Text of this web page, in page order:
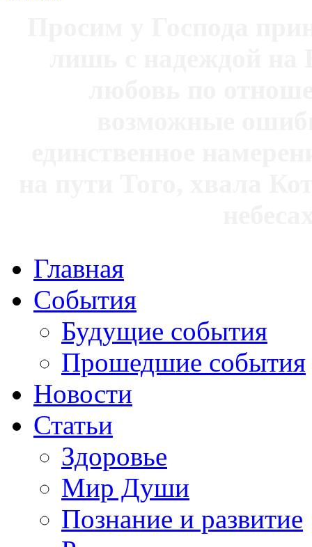
Главная
События
Будущие события
Прошедшие события
Новости
Статьи
Здоровье
Мир Души
Познание и развитие